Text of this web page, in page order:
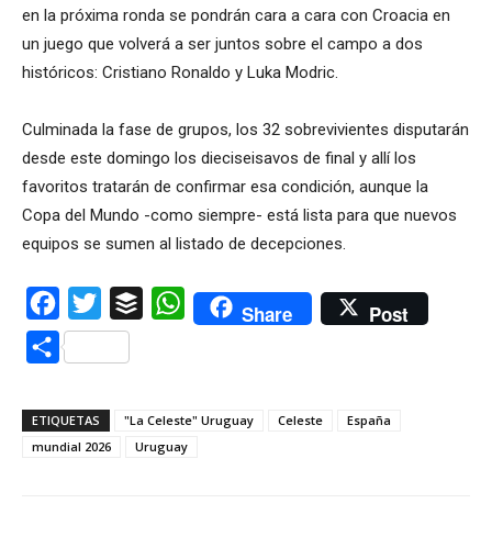
en la próxima ronda se pondrán cara a cara con Croacia en
un juego que volverá a ser juntos sobre el campo a dos
históricos: Cristiano Ronaldo y Luka Modric.
Culminada la fase de grupos, los 32 sobrevivientes disputarán
desde este domingo los dieciseisavos de final y allí los
favoritos tratarán de confirmar esa condición, aunque la
Copa del Mundo -como siempre- está lista para que nuevos
equipos se sumen al listado de decepciones.
Facebook
Twitter Buffer WhatsAppShare Post
Compartir
ETIQUETAS "La Celeste" Uruguay Celeste
España
mundial 2026
Uruguay